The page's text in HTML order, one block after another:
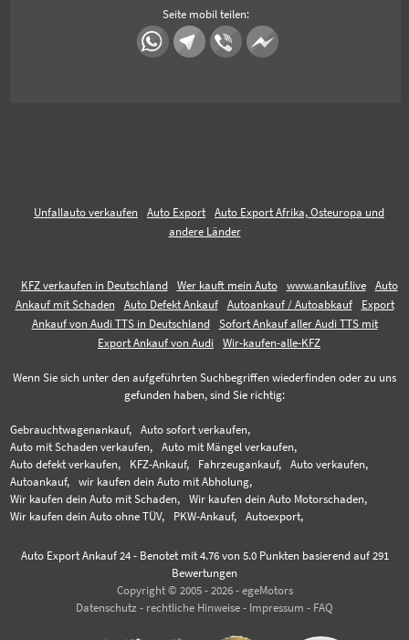
Seite mobil teilen:
Unfallauto verkaufen Auto Export
Auto Export Afrika, Osteuropa und
andere Länder
KFZ verkaufen in Deutschland Wer kauft mein Auto www.ankauf.live
Auto
Ankauf mit Schaden
Auto Defekt Ankauf Autoankauf / Autoabkauf
Export
Ankauf von Audi TTS in Deutschland
Sofort Ankauf aller Audi TTS mit
Export Ankauf von Audi
Wir-kaufen-alle-KFZ
Wenn Sie sich unter den aufgeführten Suchbegriffen wiederfinden oder zu uns
gefunden haben, sind Sie richtig:
Gebrauchtwagenankauf,
Auto sofort verkaufen,
Auto mit Schaden verkaufen,
Auto mit Mängel verkaufen,
Auto defekt verkaufen,
KFZ-Ankauf, Fahrzeugankauf,
Auto verkaufen,
Autoankauf,
wir kaufen dein Auto mit Abholung,
Wir kaufen dein Auto mit Schaden,
Wir kaufen dein Auto Motorschaden,
Wir kaufen dein Auto ohne TÜV,
PKW-Ankauf, Autoexport,
Auto Export Ankauf 24- Benotet mit 4.76von 5.0 Punkten basierend auf 291
Bewertungen
Copyright © 2005 - 2026 - egeMotors
Datenschutz - rechtliche Hinweise - Impressum - FAQ